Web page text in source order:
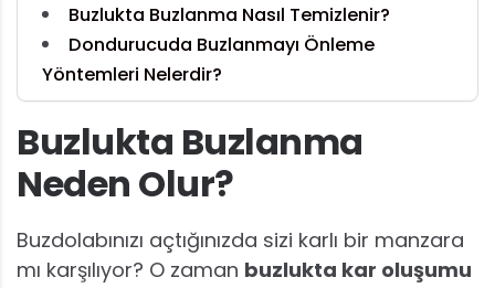
Buzlukta Buzlanma Nasıl Temizlenir?
Dondurucuda Buzlanmayı Önleme
Yöntemleri Nelerdir?
Buzlukta Buzlanma
Neden Olur?
Buzdolabınızı açtığınızda sizi karlı bir manzara
mı karşılıyor? O zaman buzlukta kar oluşumu